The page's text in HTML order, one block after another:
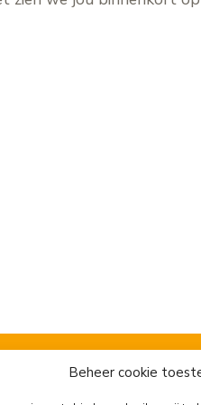
Beheer cookie